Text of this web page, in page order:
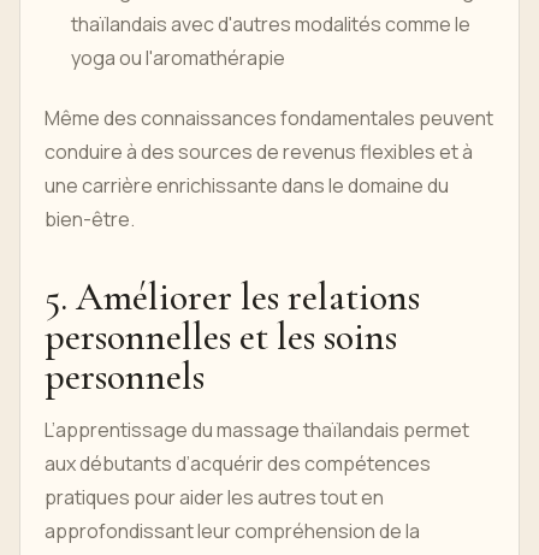
thaïlandais avec d'autres modalités comme le
yoga ou l'aromathérapie
Même des connaissances fondamentales peuvent
conduire à des sources de revenus flexibles et à
une carrière enrichissante dans le domaine du
bien-être.
5. Améliorer les relations
personnelles et les soins
personnels
L’apprentissage du massage thaïlandais permet
aux débutants d’acquérir des compétences
pratiques pour aider les autres tout en
approfondissant leur compréhension de la